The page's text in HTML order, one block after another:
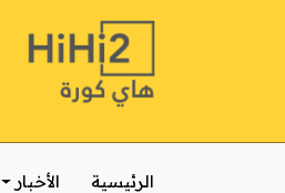
الرئيسية الأخبار